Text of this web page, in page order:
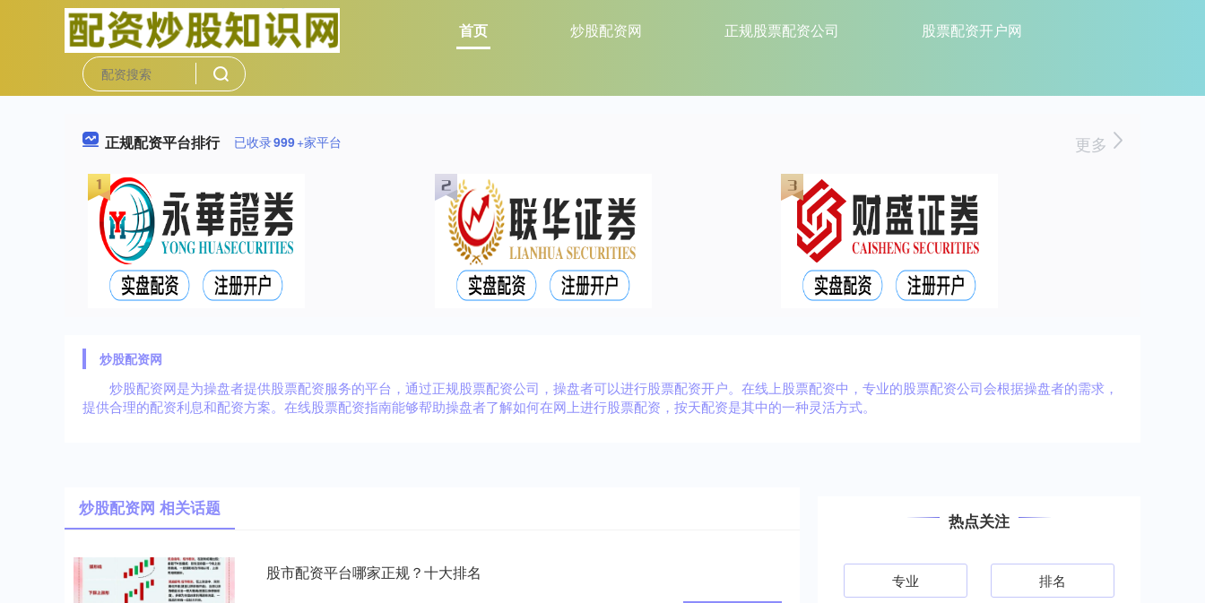
首页 炒股配资网 正规股票配资公司 股票配资开户网
正规配资平台排行 已收录999+家平台 更多
炒股配资网
炒股配资网是为操盘者提供股票配资服务的平台，通过正规股票配资公司，操盘者可以进行股票配资开户。在线上股票配资中，专业的股票配资公司会根据操盘者的需求，
提供合理的配资利息和配资方案。在线股票配资指南能够帮助操盘者了解如何在网上进行股票配资，按天配资是其中的一种灵活方式。
炒股配资网 相关话题
股市配资平台哪家正规？十大排名
热点关注
专业 排名